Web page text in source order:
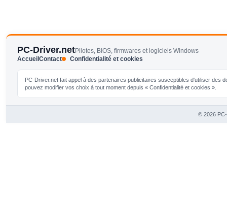
PC-Driver.netPilotes, BIOS, firmwares et logiciels Windows
AccueilContact Confidentialité et cookies
PC-Driver.net fait appel à des partenaires publicitaires susceptibles d'utiliser
pouvez modifier vos choix à tout moment depuis « Confidentialité et cookies ».
© 2026